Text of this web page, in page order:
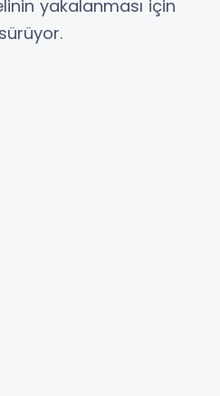
yakalanması için